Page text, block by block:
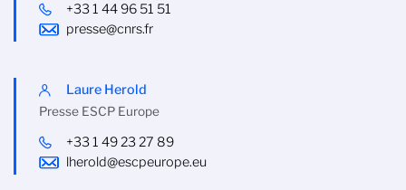
+33 1 44 96 51 51
presse@cnrs.fr
Laure Herold
Presse ESCP Europe
+33 1 49 23 27 89
lherold@escpeurope.eu